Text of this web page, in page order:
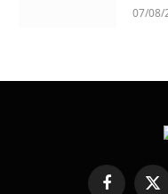
07/08/
FacebookX